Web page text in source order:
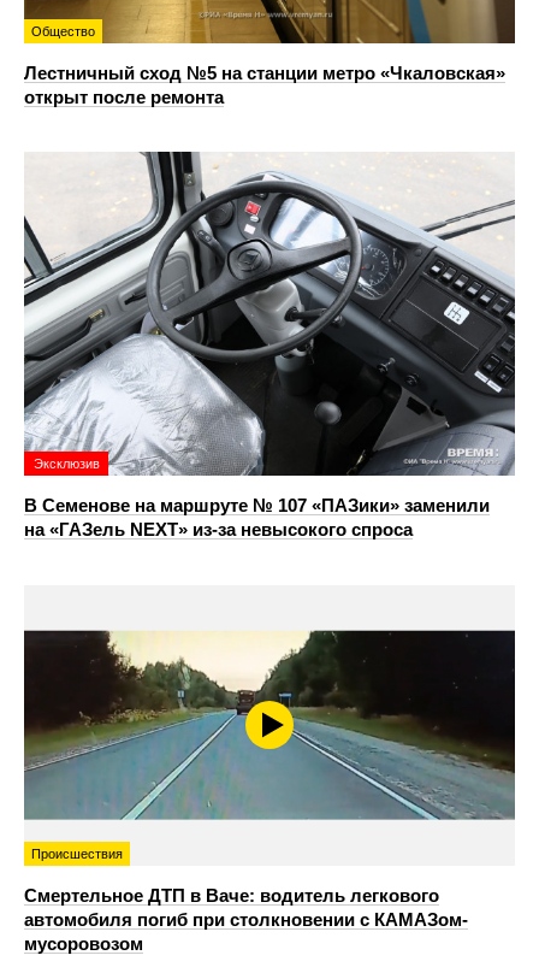
Общество
Лестничный сход №5 на станции метро «Чкаловская»
открыт после ремонта
Эксклюзив
В Семенове на маршруте № 107 «ПАЗики» заменили
на «ГАЗель NEXT» из‑за невысокого спроса
Происшествия
Смертельное ДТП в Ваче: водитель легкового
автомобиля погиб при столкновении с КАМАЗом-
мусоровозом